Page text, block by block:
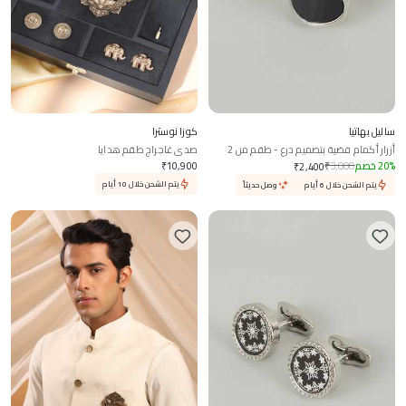
ساليل بهاتيا
أزرار أكمام فضية بتصميم درع - طقم من 2
₹2,400₹3,000 20% خصم
يتم الشحن خلال 6 أيام وصل حديثاً
كوزا نوسترا
صدى غاجراج طقم هدايا
₹10,900
يتم الشحن خلال 10 أيام